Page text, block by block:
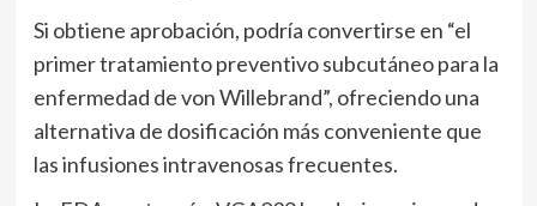
Si obtiene aprobación, podría convertirse en “el
primer tratamiento preventivo subcutáneo para la
enfermedad de von Willebrand”, ofreciendo una
alternativa de dosificación más conveniente que
las infusiones intravenosas frecuentes.